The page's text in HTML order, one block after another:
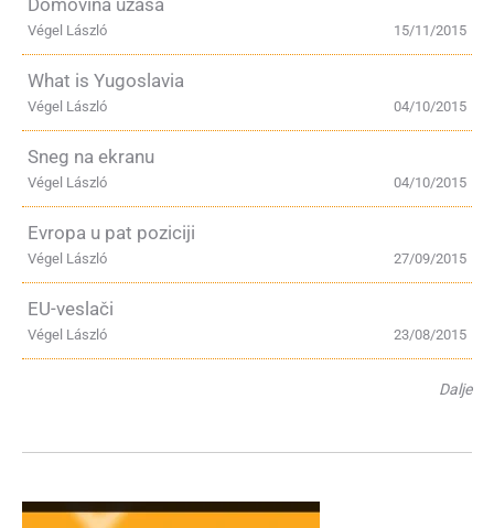
Domovina užasa
15/11/2015
Végel László
What is Yugoslavia
04/10/2015
Végel László
Sneg na ekranu
04/10/2015
Végel László
Evropa u pat poziciji
27/09/2015
Végel László
EU-veslači
23/08/2015
Végel László
Dalje